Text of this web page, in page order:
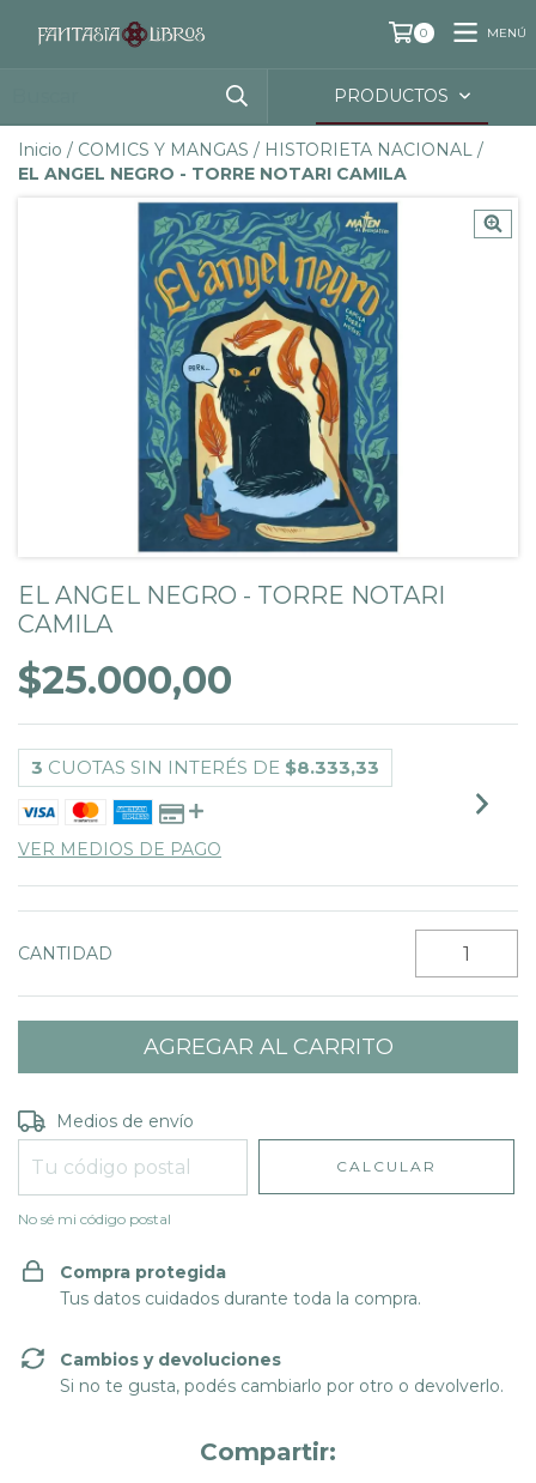
0 MENÚ
PRODUCTOS
Inicio / COMICS Y MANGAS / HISTORIETA NACIONAL /
EL ANGEL NEGRO - TORRE NOTARI CAMILA
EL ANGEL NEGRO - TORRE NOTARI
CAMILA
$25.000,00
3 CUOTAS SIN INTERÉS DE $8.333,33
VER MEDIOS DE PAGO
CANTIDAD
Entregas para el CP:
Medios de envío
CALCULAR
No sé mi código postal
Compra protegida
Tus datos cuidados durante toda la compra.
Cambios y devoluciones
Si no te gusta, podés cambiarlo por otro o devolverlo.
Compartir: